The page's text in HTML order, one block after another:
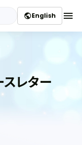
publicEnglish menu
レター